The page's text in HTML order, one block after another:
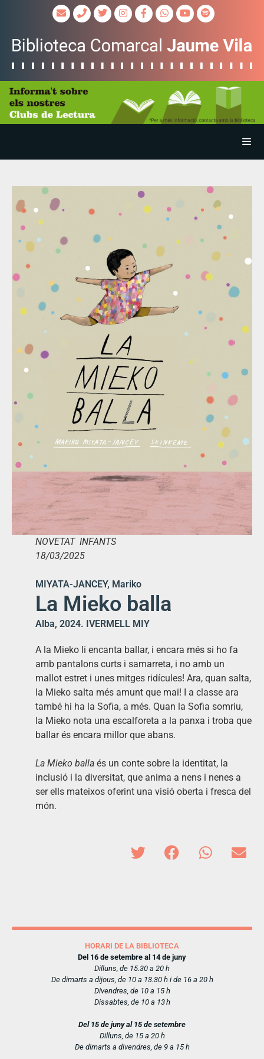
NOVETAT INFANTS
18/03/2025
MIYATA-JANCEY, Mariko
La Mieko balla
Alba, 2024. IVERMELL MIY
A la Mieko li encanta ballar, i encara més si ho fa
amb pantalons curts i samarreta, i no amb un
mallot estret i unes mitges ridícules! Ara, quan salta,
la Mieko salta més amunt que mai! I a classe ara
també hi ha la Sofia, a més. Quan la Sofia somriu,
la Mieko nota una escalforeta a la panxa i troba que
ballar és encara millor que abans.
La Mieko balla és un conte sobre la identitat, la
inclusió i la diversitat, que anima a nens i nenes a
ser ells mateixos oferint una visió oberta i fresca del
món.
HORARI DE LA BIBLIOTECA
Del 16 de setembre al 14 de juny
Dilluns, de 15.30 a 20 h
De dimarts a dijous, de 10 a 13.30 h i de 16 a 20 h
Divendres, de 10 a 15 h
Dissabtes, de 10 a 13 h
Del 15 de juny al 15 de setembre
Dilluns, de 15 a 20 h
De dimarts a divendres, de 9 a 15 h